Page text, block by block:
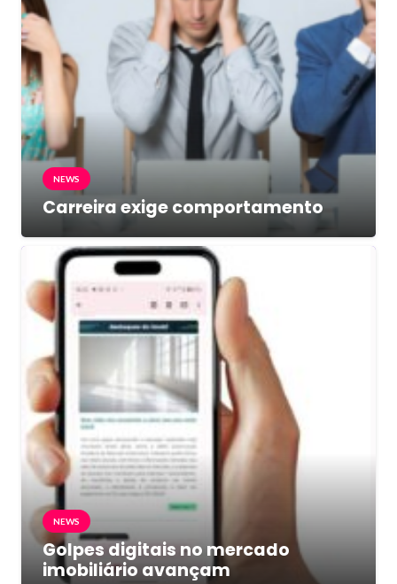
NEWS
Carreira exige comportamento
NEWS
Golpes digitais no mercado
imobiliário avançam